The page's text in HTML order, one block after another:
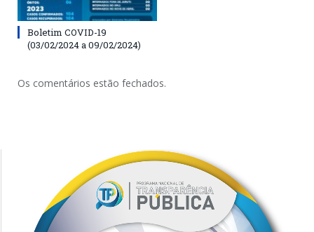
Boletim COVID-19
(03/02/2024 a 09/02/2024)
Os comentários estão fechados.